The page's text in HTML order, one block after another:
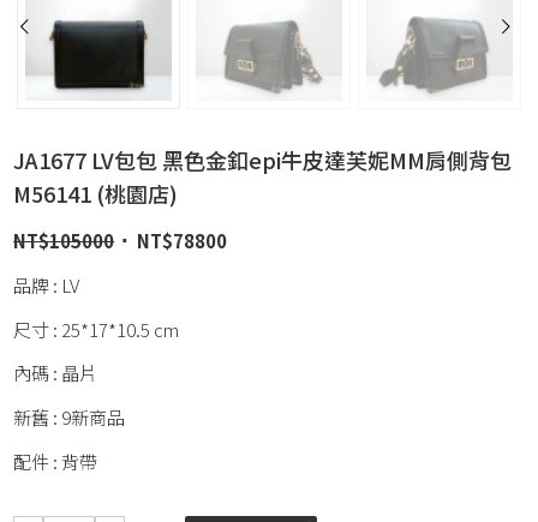
JA1677 LV包包 黑色金釦epi牛皮達芙妮MM肩側背包
M56141 (桃園店)
NT$105000 NT$78800
品牌 : LV
尺寸 : 25*17*10.5 cm
內碼 : 晶片
新舊 : 9新商品
配件 : 背帶